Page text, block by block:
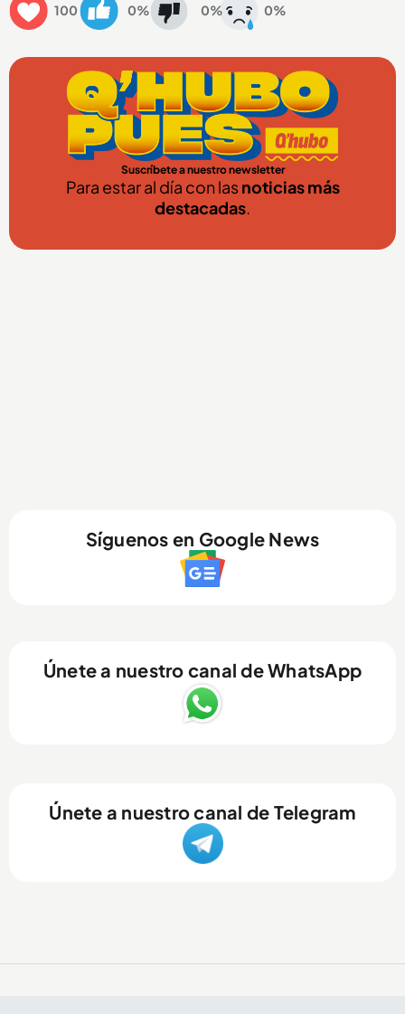
100 0% 0% 0%
Suscríbete a nuestro newsletter
Para estar al día con lasnoticias más
destacadas.
Síguenos en Google News
Únete a nuestro canal de WhatsApp
Únete a nuestro canal de Telegram